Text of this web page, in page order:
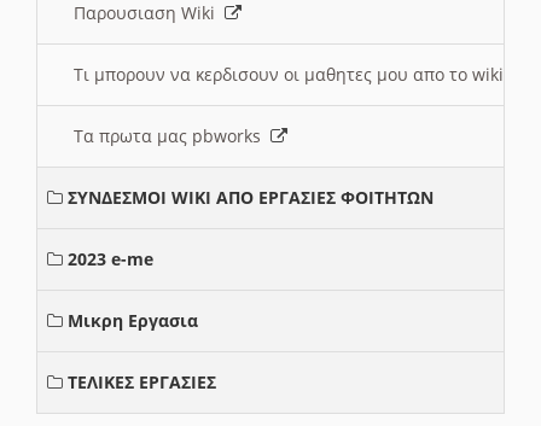
Παρουσιαση Wiki
Τι μπορουν να κερδισουν οι μαθητες μου απο το wiki
Τα πρωτα μας pbworks
ΣΥΝΔΕΣΜΟΙ WIKI ΑΠΟ ΕΡΓΑΣΙΕΣ ΦΟΙΤΗΤΩΝ
2023 e-me
Μικρη Εργασια
ΤΕΛΙΚΕΣ ΕΡΓΑΣΙΕΣ